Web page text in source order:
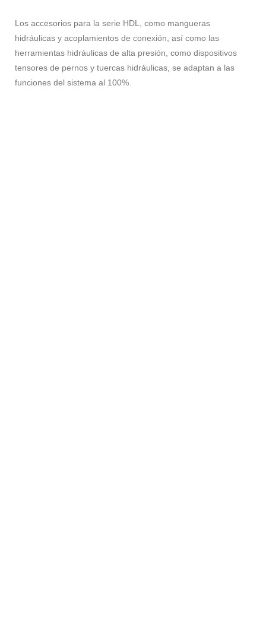
Los accesorios para la serie HDL, como mangueras
hidráulicas y acoplamientos de conexión, así como las
herramientas hidráulicas de alta presión, como dispositivos
tensores de pernos y tuercas hidráulicas, se adaptan a las
funciones del sistema al 100%.